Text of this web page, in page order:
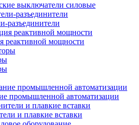
выключатели cиловые
разъединители
реактивной мощности
промышленной автоматизации
и плавкие вставки